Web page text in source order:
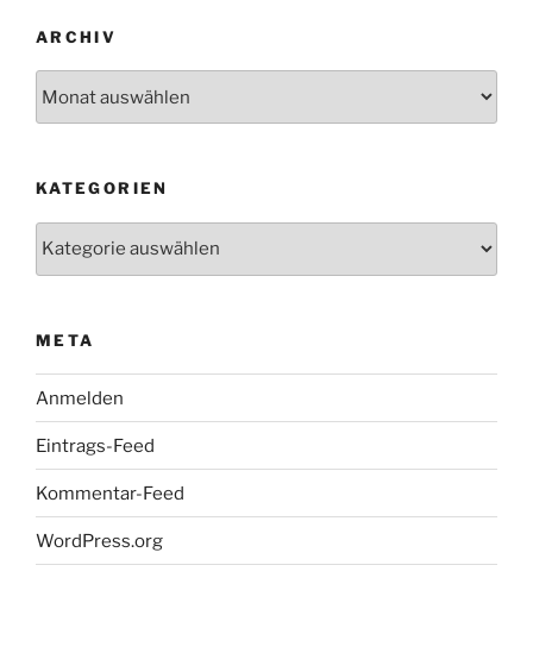
ARCHIV
KATEGORIEN
META
Anmelden
Eintrags-Feed
Kommentar-Feed
WordPress.org